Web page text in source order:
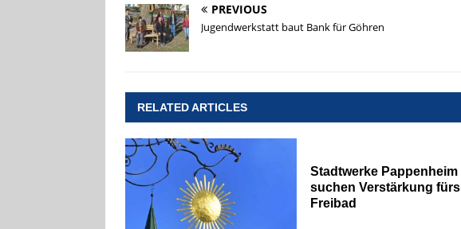
PREVIOUS
Jugendwerkstatt baut Bank für Göhren
RELATED ARTICLES
Stadtwerke Pappenheim
suchen Verstärkung fürs
Freibad